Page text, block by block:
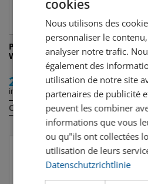
Porto Ferreira Dona Antonia
White 10 Years Port
22.00
incl. TVA
Contenu: 37 cl
cookies
Nous utilisons des
personnaliser le
analyser notre trafic.
également des
utilisation de notre site
partenaires de publicité
peuvent les combiner
informations que vous
ou qu"ils ont collectées
utilisation de leurs
Datenschutzrichtlinie